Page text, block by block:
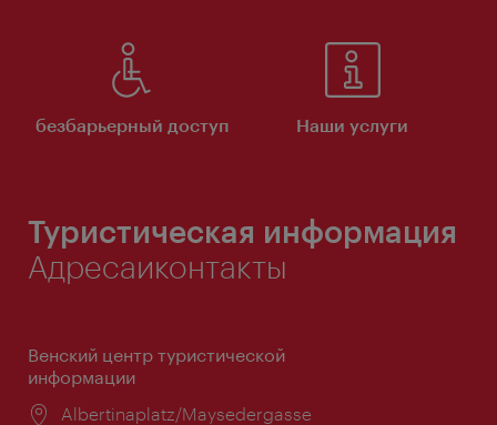
безбарьерный доступ Наши услуги
Туристическая информация
Адресаиконтакты
Венский центр туристической
информации
Расположение:
Albertinaplatz/Maysedergasse